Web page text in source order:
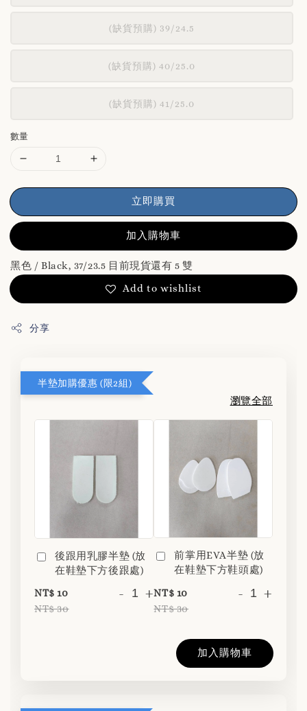
(缺貨預購) 39/24.5
(缺貨預購) 40/25.0
(缺貨預購) 41/25.0
數量
立即購買
加入購物車
黑色 / Black, 37/23.5 目前現貨還有 5 雙
Add to wishlist
分享
半墊加購優惠 (限2組)
瀏覽全部
後跟用乳膠半墊 (放
在鞋墊下方後跟處)
NT$ 10
NT$ 30
- +
前掌用EVA半墊 (放
在鞋墊下方鞋頭處)
NT$ 10
NT$ 30
- +
加入購物車